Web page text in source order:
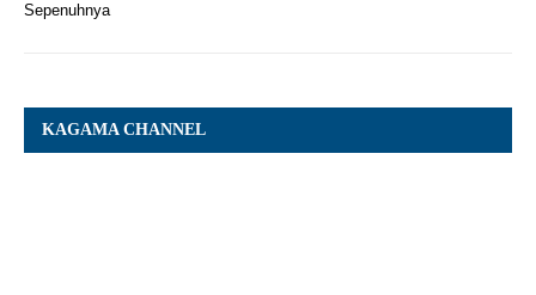
Sepenuhnya
KAGAMA CHANNEL